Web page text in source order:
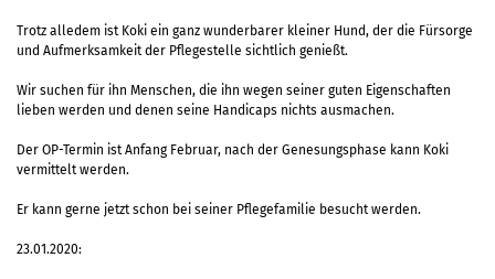
Trotz alledem ist Koki ein ganz wunderbarer kleiner Hund, der die Fürsorge
und Aufmerksamkeit der Pflegestelle sichtlich genießt.
Wir suchen für ihn Menschen, die ihn wegen seiner guten Eigenschaften
lieben werden und denen seine Handicaps nichts ausmachen.
Der OP-Termin ist Anfang Februar, nach der Genesungsphase kann Koki
vermittelt werden.
Er kann gerne jetzt schon bei seiner Pflegefamilie besucht werden.
23.01.2020: